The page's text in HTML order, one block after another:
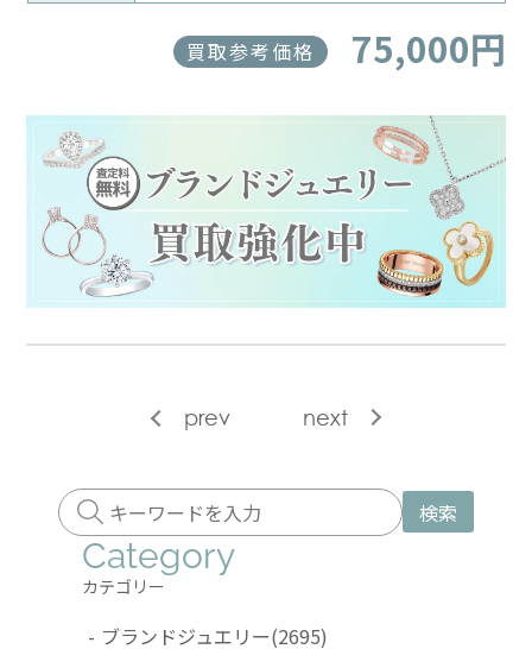
買取参考価格 75,000円
prev next
検索
Category
カテゴリー
- ブランドジュエリー(2695)